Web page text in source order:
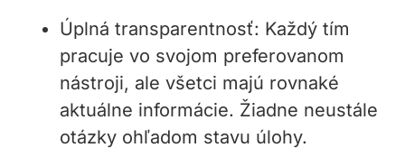
Úplná transparentnosť: Každý tím
pracuje vo svojom preferovanom
nástroji, ale všetci majú rovnaké
aktuálne informácie. Žiadne neustále
otázky ohľadom stavu úlohy.